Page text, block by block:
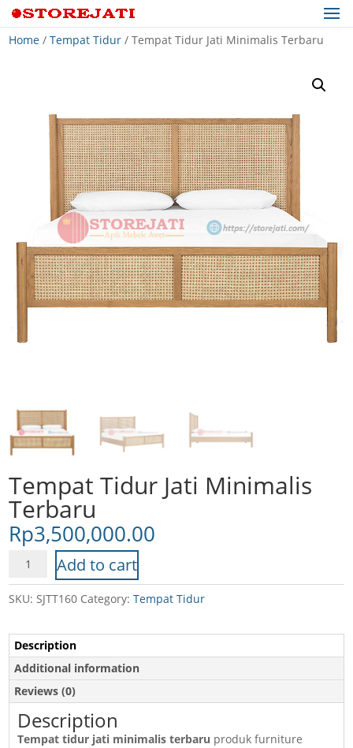
Home /Tempat Tidur / Tempat Tidur Jati Minimalis Terbaru
Tempat Tidur Jati Minimalis
Terbaru
Rp3,500,000.00
Tempat
Jati
Terbaru
quantity
Add to cart
SKU:SJTT160 Category:Tempat Tidur
Description
Additional information
Reviews (0)
Description
Tempat tidur jati minimalis terbaru produk furniture